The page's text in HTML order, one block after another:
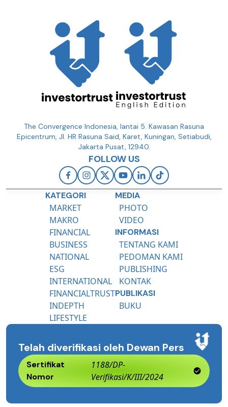
The Convergence Indonesia, lantai 5. Kawasan Rasuna
Epicentrum, Jl. HR Rasuna Said, Karet, Kuningan, Setiabudi,
Jakarta Pusat, 12940.
FOLLOW US
KATEGORI
MARKET
MAKRO
FINANCIAL
BUSINESS
NATIONAL
ESG
INTERNATIONAL
FINANCIALTRUST
INDEPTH
LIFESTYLE
MEDIA
PHOTO
VIDEO
INFORMASI
TENTANG KAMI
PEDOMAN KAMI
PUBLISHING
KONTAK
PUBLIKASI
BUKU
Telah diverifikasi oleh Dewan Pers
Sertifikat
Nomor
1188/DP-
Verifikasi/K/III/2024